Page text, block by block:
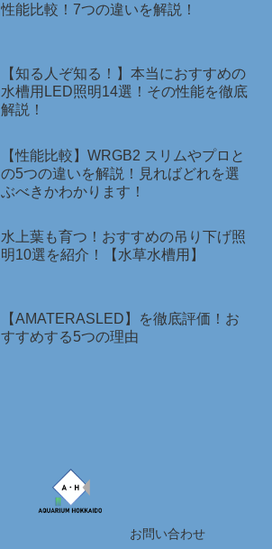
性能比較！7つの違いを解説！
【知る人ぞ知る！】本当におすすめの
水槽用LED照明14選！その性能を徹底
解説！
【性能比較】WRGB2 スリムやプロと
の5つの違いを解説！見ればどれを選
ぶべきかわかります！
水上葉も育つ！おすすめの吊り下げ照
明10選を紹介！【水草水槽用】
【AMATERASLED】を徹底評価！お
すすめする5つの理由
お問い合わせ